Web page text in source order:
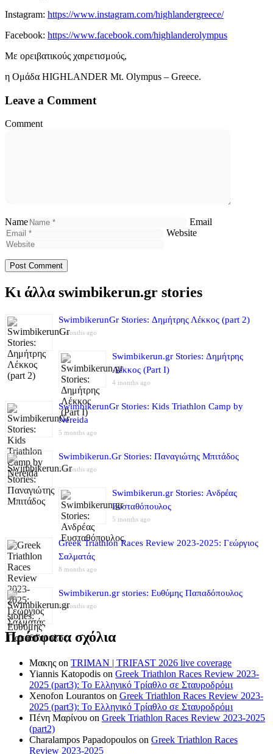
Instagram: https://www.instagram.com/highlandergreece/
Facebook: https://www.facebook.com/highlanderolympus
Με ορειβατικούς χαιρετισμούς,
η Ομάδα HIGHLANDER Mt. Olympus – Greece.
Leave a Comment
Comment
Name
Email
Website
Κι άλλα swimbikerun.gr stories
SwimbikerunGr Stories: Δημήτρης Λέκκος (part 2)
4 months ago
Swimbikerun.gr Stories: Δημήτρης
Λέκκος (Part I)
4 months ago
SwimbikerunGr Stories: Kids Triathlon Camp by
Nereida
5 months ago
Swimbikerun.Gr Stories: Παναγιώτης Μπιτάδος
5 months ago
Swimbikerun.gr Stories: Ανδρέας
Ευσταθόπουλος
5 months ago
Greek Triathlon Races Review 2023-2025: Γεώργιος
Σαλματάς
8 months ago
Swimbikerun.gr stories: Ευθύμης Παπαδόπουλος
8 months ago
Πρόσφατα σχόλια
Μακης on TRIMAN | TRIFAST 2026 live coverage
Yiannis Katopodis on Greek Triathlon Races Review 2023-
2025 (part3): Το Ελληνικό Τρίαθλο σε Σταυροδρόμι
Xenofon Lourantos on Greek Triathlon Races Review 2023-
2025 (part3): Το Ελληνικό Τρίαθλο σε Σταυροδρόμι
Πένη Μαρίνου on Greek Triathlon Races Review 2023-2025
(part2)
Charalampos Papadopoulos on Greek Triathlon Races
Review 2023-2025